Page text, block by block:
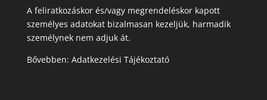
A feliratkozáskor és/vagy megrendeléskor kapott
személyes adatokat bizalmasan kezeljük, harmadik
személynek nem adjuk át.
Bővebben: Adatkezelési Tájékoztató